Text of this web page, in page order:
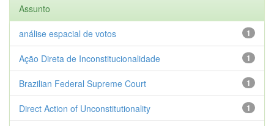
Assunto
1
análise espacial de votos
1
Ação Direta de Inconstitucionalidade
1
Brazilian Federal Supreme Court
1
Direct Action of Unconstitutionality